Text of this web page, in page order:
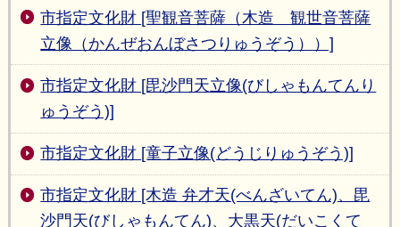
市指定文化財 [聖観音菩薩（木造 観世音菩薩
立像（かんぜおんぼさつりゅうぞう））]
市指定文化財 [毘沙門天立像(びしゃもんてんり
ゅうぞう)]
市指定文化財 [童子立像(どうじりゅうぞう)]
市指定文化財 [木造 弁才天(べんざいてん)、毘
沙門天(びしゃもんてん)、大黒天(だいこくて